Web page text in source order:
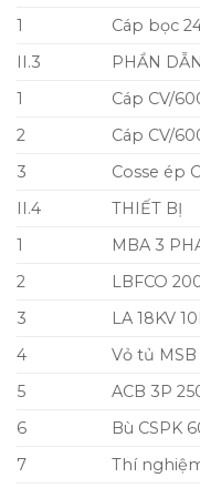
1
Cáp bọc
II.3
PHẦN
1
Cáp CV/
2
Cáp CV/
3
Cosse ép
II.4
THIẾT BỊ
1
MBA 3
2
LBFCO
3
LA 18KV
4
Vỏ tủ MSB
5
ACB 3P
6
Bù CSPK
7
Thí